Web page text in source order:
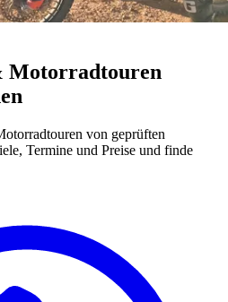
Motorradtouren
von geprüften
Termine und Preise und finde